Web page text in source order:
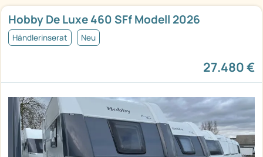
Hobby De Luxe 460 SFf Modell 2026
Händlerinserat Neu
27.480 €